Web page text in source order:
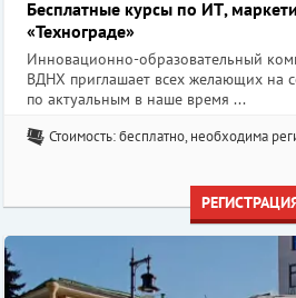
Бесплатные курсы по ИТ,
«Технограде»
Инновационно-образовательный
ВДНХ приглашает всех желающих на
по актуальным в наше время ...
Стоимость: бесплатно, необходима